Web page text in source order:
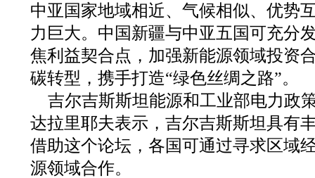
中亚国家地域相近、气候相似、优势
力巨大。中国新疆与中亚五国可充分
焦利益契合点，加强新能源领域投资
碳转型，携手打造“绿色丝绸之路”。
吉尔吉斯斯坦能源和工业部电力政
达拉里耶夫表示，吉尔吉斯斯坦具有
借助这个论坛，各国可通过寻求区域
源领域合作。